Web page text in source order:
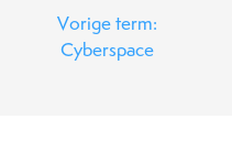
Vorige term:
Cyberspace